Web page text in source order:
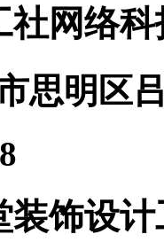
社网络
思明区
装饰设